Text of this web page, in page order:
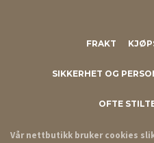
FRAKT
SIKKERHET OG
OFTE
Vår nettbutikk bruker cookies